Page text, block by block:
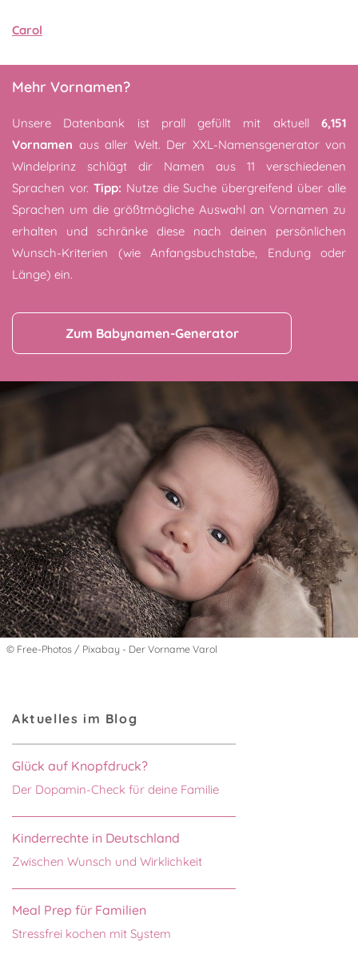
Carol
Mehr Vornamen?
Unsere Datenbank ist prall gefüllt mit aktuell 6,151
Vornamen aus aller Welt. Der XXL-Namensgenerator von
Windelprinz schlägt dir Namen aus 11 verschiedenen
Sprachen vor. Tipp: Nutze die Suche übergreifend über alle
Sprachen um die größtmögliche Auswahl an Vornamen zu
erhalten und schränke diese nach deinen persönlichen
Wunsch-Kriterien (wie Anfangsbuchstabe, Endung oder
Länge) ein.
Zum Babynamen-Generator
© Free-Photos / Pixabay - Der Vorname Varol
Aktuelles im Blog
Glück auf Knopfdruck?
Der Dopamin-Check für deine Familie
Kinderrechte in Deutschland
Zwischen Wunsch und Wirklichkeit
Meal Prep für Familien
Stressfrei kochen mit System